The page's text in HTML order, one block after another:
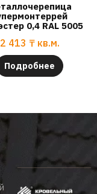
0,4 RAL 5005
2 413 ₸ кв.м.
Подробнее